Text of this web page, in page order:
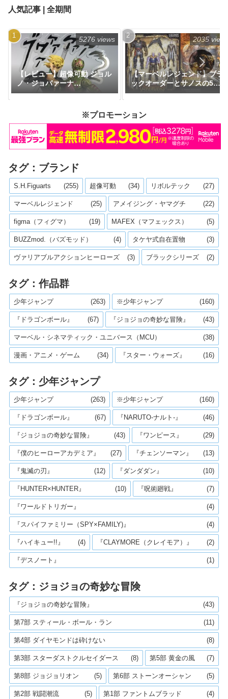
ンダイにて抽選販売で登場！
『ドラゴンボール』｜定価
予定
人気記事 | 全期間
【レビュー】超像可動 ジョル
ノ・ジョバァーナ
Ver.BLACK（限定特典付き）
5276 views
【マーベルレジェンド】ブラ
ックオーダーとサノスの5パ
ックセットが米Amazon限定
2035
※プロモーション
タグ：ブランド
S.H.Figuarts (255) 超像可動 (34) リボルテック (27)
マーベルレジェンド (25) アメイジング・ヤマグチ (22)
figma（フィグマ） (19) MAFEX（マフェックス） (5)
BUZZmod.（バズモッド） (4) タケヤ式自在置物 (3)
ヴァリアブルアクションヒーローズ (3) ブラックシリーズ (2)
タグ：作品群
少年ジャンプ (263) ※少年ジャンプ (160)
『ドラゴンボール』 (67) 『ジョジョの奇妙な冒険』 (43)
マーベル・シネマティック・ユニバース（MCU） (38)
漫画・アニメ・ゲーム (34) 『スター・ウォーズ』 (16)
タグ：少年ジャンプ
少年ジャンプ (263) ※少年ジャンプ (160)
『ドラゴンボール』 (67) 『NARUTO-ナルト-』 (46)
『ジョジョの奇妙な冒険』 (43) 『ワンピース』 (29)
『僕のヒーローアカデミア』 (27) 『チェンソーマン』 (13)
『鬼滅の刃』 (12) 『ダンダダン』 (10)
『HUNTER×HUNTER』 (10) 『呪術廻戦』 (7)
『ワールドトリガー』 (4)
『スパイファミリー（SPY×FAMILY)』 (4)
『ハイキュー!!』 (4) 『CLAYMORE（クレイモア）』 (2)
『デスノート』 (1)
タグ：ジョジョの奇妙な冒険
『ジョジョの奇妙な冒険』 (43)
第7部 スティール・ボール・ラン (11)
第4部 ダイヤモンドは砕けない (8)
第3部 スターダストクルセイダース (8) 第5部 黄金の風 (7)
第8部 ジョジョリオン (5) 第6部 ストーンオーシャン (5)
第2部 戦闘潮流 (5) 第1部 ファントムブラッド (4)